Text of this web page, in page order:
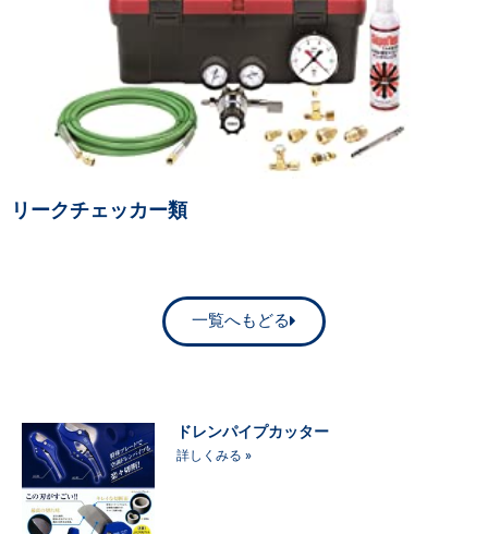
リークチェッカー類
一覧へもどる
ドレンパイプカッター
詳しくみる »